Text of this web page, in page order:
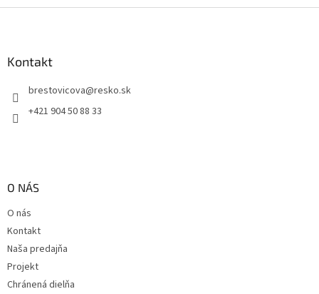
Kontakt
brestovicova@resko.sk
+421 904 50 88 33
O NÁS
O nás
Kontakt
Naša predajňa
Projekt
Chránená dielňa